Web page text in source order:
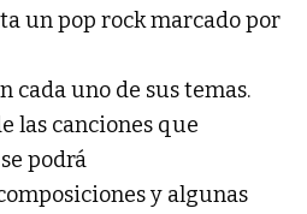
un pop rock marcado por
cada uno de sus temas.
las canciones que
podrá
y algunas